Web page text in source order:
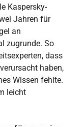
Kaspersky-
Jahren für
an
zugrunde. So
dass
haben,
Wissen fehlte.
leicht